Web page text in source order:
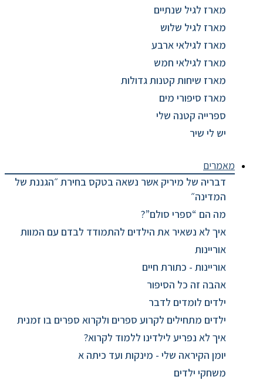
מארז לגיל שנתיים
מארז לגיל שלוש
מארז לגילאי ארבע
מארז לגילאי חמש
מארז שיחות קטנות גדולות
מארז סיפורי מים
ספרייה קטנה שלי
יש לי שיר
מאמרים
דבריה של מיריק אשר נשאה בטקס בחירת ״הגננת של
המדינה״
מה הם “ספרי סולם”?
איך לא נשאיר את הילדים להתמודד לבדם עם המוות
אוריינות
אוריינות - כתורת חיים
אהבה זה כל הסיפור
ילדים לומדים לדבר
ילדים מתחילים לקרוע ספרים ולקרוא ספרים בו זמנית
איך לא נפריע לילדינו ללמוד לקרוא?
יומן הקיראה שלי - מינקות ועד כיתה א
משחקי ילדים